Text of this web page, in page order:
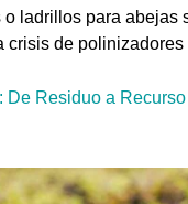
o ladrillos para abejas
crisis de polinizadores
De Residuo a